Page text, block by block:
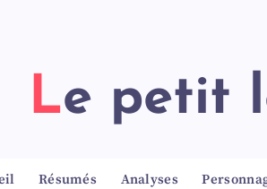
Le petit
Résumés Analyses